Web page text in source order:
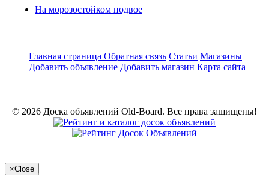
На морозостойком подвое
Главная страница Обратная связь Статьи Магазины
Добавить объявление Добавить магазин Карта сайта
© 2026 Доска объявлений Old-Board. Все права защищены!
×Close